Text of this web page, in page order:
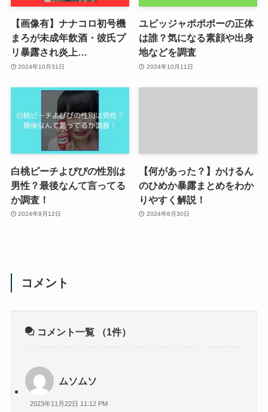
【画像有】ナナコロ初号機
まろが未成年飲酒・彼氏プ
リ暴露され炎上…
2024年10月31日
ユビッジャポポポーの正体
は誰？気になる素顔や出身
地などを調査
2024年10月11日
白桃ピーチよぴぴの性別は
男性？最後なんて言ってる
か調査！
2024年9月12日
【何があった？】かけるん
のひめか暴露まとめをわか
りやすく解説！
2024年8月30日
コメント
コメント一覧 （1件）
ムソムソ
2023年11月22日 11:12 PM